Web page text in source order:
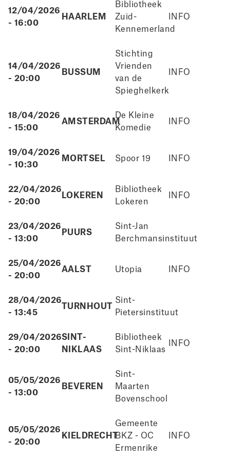
12/04/2026
- 16:00
HAARLEM
Bibliotheek
Zuid-
Kennemerland
INFO
14/04/2026
- 20:00
BUSSUM
Stichting
Vrienden
van de
Spieghelkerk
INFO
18/04/2026
- 15:00
AMSTERDAM
De Kleine
Komedie
INFO
19/04/2026
- 10:30
MORTSEL Spoor 19 INFO
22/04/2026
- 20:00
LOKEREN
Bibliotheek
Lokeren
INFO
23/04/2026
- 13:00
PUURS
Sint-Jan
Berchmansinstituut
25/04/2026
- 20:00
AALST Utopia INFO
28/04/2026
- 13:45
TURNHOUT
Sint-
Pietersinstituut
29/04/2026
- 20:00
SINT-
NIKLAAS
Bibliotheek
Sint-Niklaas
INFO
05/05/2026
- 13:00
BEVEREN
Sint-
Maarten
Bovenschool
05/05/2026
- 20:00
KIELDRECHT
Gemeente
BKZ - OC
Ermenrike
INFO